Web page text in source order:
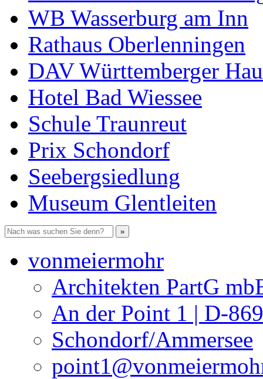
WB Wasserburg am Inn
Rathaus Oberlenningen
DAV Württemberger
Hotel Bad Wiessee
Schule Traunreut
Prix Schondorf
Seebergsiedlung
Museum Glentleiten
vonmeiermohr
Architekten PartG
An der Point 1 | D-
Schondorf/Ammersee